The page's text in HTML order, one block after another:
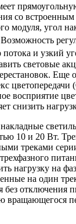
со
модуля, угол
потока и узкий
световые
Еще
восприятие
снизить
10 и 20 Вт.
треками
нагрузку на
на один
без отключения
вращающегося